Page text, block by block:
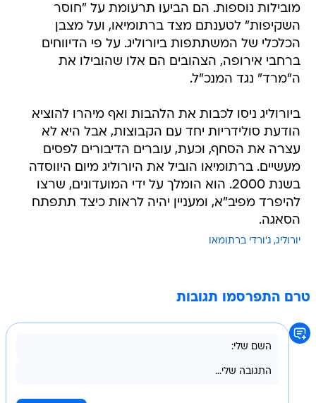
מובילות נוספות. הם הביעו תרעומת על "חוסר
השקיפות" לטענתם מצד ברתומיאו, ועל מצבן
הכלכלי של המשתתפות ביורוליג. על פי הדיווחים
ברחבי אירופה, הצהובים הם אלו שהובילו את
ה"מרד" נגד המנכ"ל.
ביורוליג ניסו לכבות את הלהבות ואף מיהרו להוציא
הודעת סולידריות יחד עם הקבוצות, אבל היא לא
עצרה את הסחף, וכעת, עוברים הדיבורים לפסים
מעשיים. ברתומיאו הוביל את היורוליג מיום היווסדה
בשנת 2000. הוא הומלך על ידי המועדונים, שרצו
להיפרד מפיב"א, ומעניין יהיה לראות כיצד תתפתח
הסאגה.
יורוליג ג'ורדי ברתומאו
טרם התפרסמו תגובות